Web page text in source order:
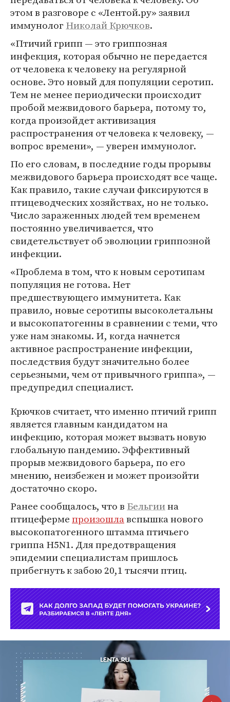
этом в разговоре с «Лентой.ру» заявил
иммунолог Николай Крючков.
«Птичий грипп — это гриппозная
инфекция, которая обычно не передается
от человека к человеку на регулярной
основе. Это новый для популяции серотип.
Тем не менее периодически происходит
пробой межвидового барьера, потому то,
когда произойдет активизация
распространения от человека к человеку, —
вопрос времени», — уверен иммунолог.
По его словам, в последние годы прорывы
межвидового барьера происходят все чаще.
Как правило, такие случаи фиксируются в
птицеводческих хозяйствах, но не только.
Число зараженных людей тем временем
постоянно увеличивается, что
свидетельствует об эволюции гриппозной
инфекции.
«Проблема в том, что к новым серотипам
популяция не готова. Нет
предшествующего иммунитета. Как
правило, новые серотипы высоколетальны
и высокопатогенны в сравнении с теми, что
уже нам знакомы. И, когда начнется
активное распространение инфекции,
последствия будут значительно более
серьезными, чем от привычного гриппа», —
предупредил специалист.
Крючков считает, что именно птичий грипп
является главным кандидатом на
инфекцию, которая может вызвать новую
глобальную пандемию. Эффективный
прорыв межвидового барьера, по его
мнению, неизбежен и может произойти
достаточно скоро.
Ранее сообщалось, что в Бельгиина
птицефермепроизошлавспышка нового
высокопатогенного штамма птичьего
гриппа H5N1. Для предотвращения
эпидемии специалистам пришлось
прибегнуть к забою 20,1 тысячи птиц.